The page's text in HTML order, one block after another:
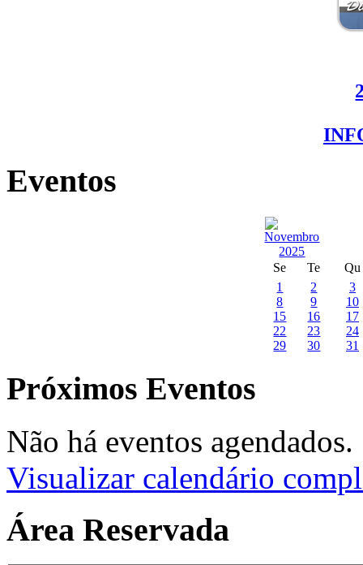
Eventos
Se Te
Qu
1
2
3
8
9
10
15
16
17
22
23
24
29
30 31
Próximos Eventos
Não há eventos agendados.
Visualizar calendário
Área Reservada